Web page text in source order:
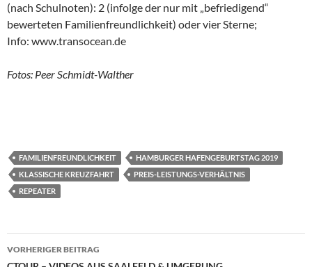
(nach Schulnoten): 2 (infolge der nur mit „befriedigend“
bewerteten Familienfreundlichkeit) oder vier Sterne;
Info: www.transocean.de
Fotos: Peer Schmidt-Walther
FAMILIENFREUNDLICHKEIT
HAMBURGER HAFENGEBURTSTAG 2019
KLASSISCHE KREUZFAHRT
PREIS-LEISTUNGS-VERHÄLTNIS
REPEATER
Beitragsnavigation
VORHERIGER BEITRAG